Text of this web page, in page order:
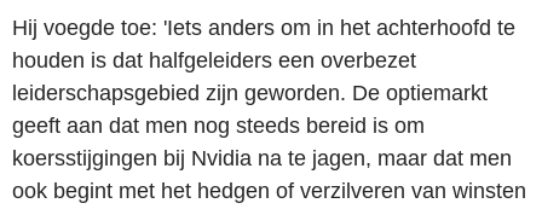
Hij voegde toe: 'Iets anders om in het achterhoofd te
houden is dat halfgeleiders een overbezet
leiderschapsgebied zijn geworden. De optiemarkt
geeft aan dat men nog steeds bereid is om
koersstijgingen bij Nvidia na te jagen, maar dat men
ook begint met het hedgen of verzilveren van winsten